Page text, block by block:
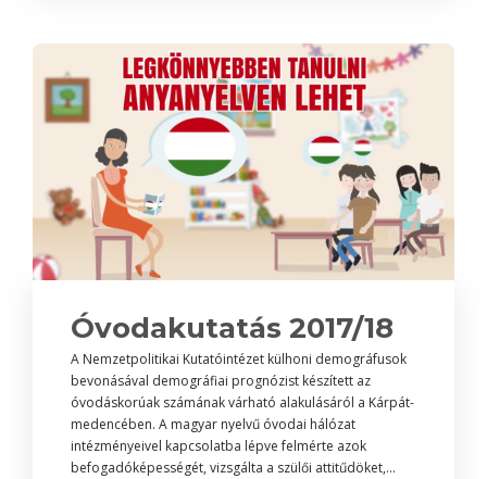
Óvodakutatás 2017/18
A Nemzetpolitikai Kutatóintézet külhoni demográfusok
bevonásával demográfiai prognózist készített az
óvodáskorúak számának várható alakulásáról a Kárpát-
medencében. A magyar nyelvű óvodai hálózat
intézményeivel kapcsolatba lépve felmérte azok
befogadóképességét, vizsgálta a szülői attitűdöket,...